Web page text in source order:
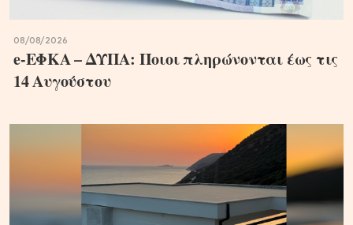
08/08/2026
e-ΕΦΚΑ – ΔΥΠΑ: Ποιοι πληρώνονται έως τις
14 Αυγούστου